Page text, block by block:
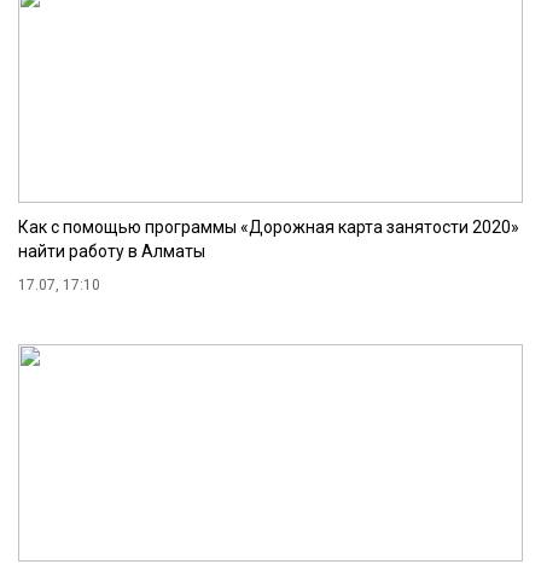
Как с помощью программы «Дорожная карта занятости 2020»
найти работу в Алматы
17.07, 17:10